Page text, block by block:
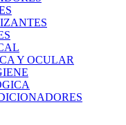
Y OCULAR